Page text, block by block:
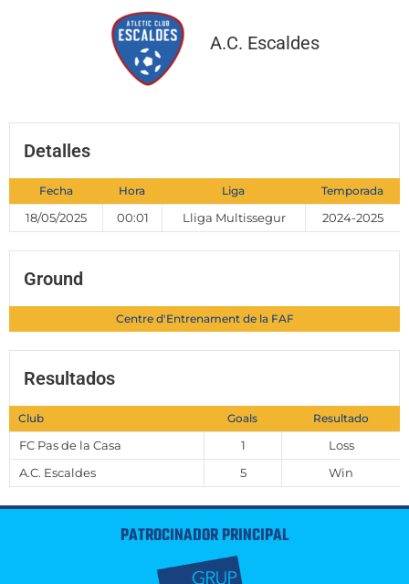
A.C. Escaldes
Detalles
Fecha Hora Liga Temporada
18/05/2025 00:01 Lliga Multissegur 2024-2025
Ground
Centre d'Entrenament de la FAF
Resultados
Club Goals Resultado
FC Pas de la Casa 1
Loss
A.C. Escaldes
5 Win
PATROCINADOR PRINCIPAL